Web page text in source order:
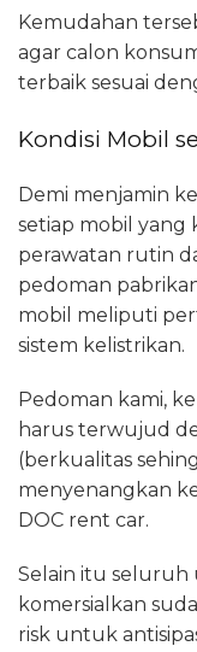
Kemudahan
agar calon
terbaik sesuai
Kondisi Mobil
Demi menjamin
setiap mobil yang
perawatan rutin
pedoman
mobil meliputi
sistem kelistrikan.
Pedoman kami,
harus terwujud
(berkualitas
menyenangkan
DOC rent car.
Selain itu seluruh
komersialkan
risk untuk